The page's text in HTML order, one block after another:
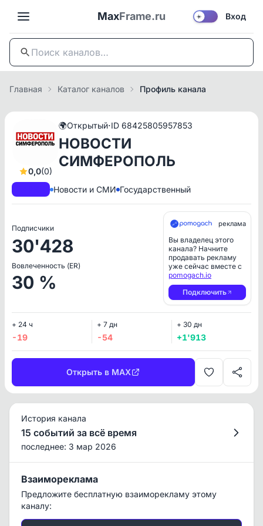
MaxFrame.ru ☀️ Вход
Главная Каталог каналов Профиль канала
0,0(0)
🌍Открытый·ID 68425805957853
НОВОСТИ
СИМФЕРОПОЛЬ
Новости и СМИ Государственный
Подписчики
30'428
Вовлеченность (ER)
30 %
реклама
Вы владелец этого
канала? Начните
продавать рекламу
уже сейчас вместе с
pomogach.io
Подключить
+ 24 ч
-19
+ 7 дн
-54
+ 30 дн
+1'913
Открыть в MAX
История канала
15 событий за всё время
последнее: 3 мар 2026
Взаимореклама
Предложите бесплатную взаиморекламу этому
каналу: